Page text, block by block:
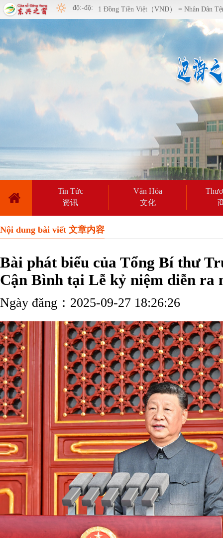
độ:-độ: 1 Đồng Tiền Việt（VND） = Nhân Dân
Tin Tức
资讯
Văn Hóa
文化
Nội dung bài viết 文章内容
Bài phát biểu của Tổng Bí thư
Cận Bình tại Lễ kỷ niệm diễn ra
Ngày đăng：2025-09-27 18:26:26